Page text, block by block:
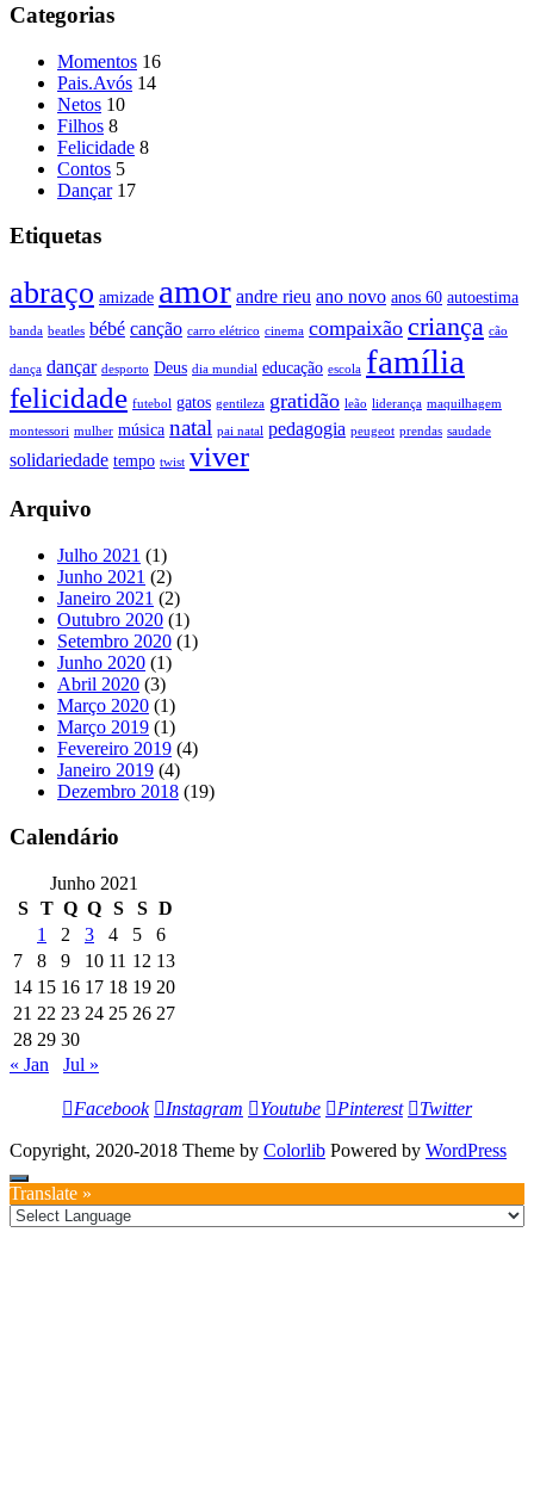
Categorias
Momentos 16
Pais.Avós 14
Netos 10
Filhos 8
Felicidade 8
Contos 5
Dançar 17
Etiquetas
abraço amizade amor andre rieu ano novo anos 60 autoestima
banda beatles bébé canção carro elétrico cinema compaixão criança cão
dança dançar desporto Deus dia mundial educação escola família
felicidade futebol gatos gentileza gratidão leão liderança maquilhagem
montessori mulher música natal pai natal pedagogia peugeot prendas saudade
solidariedade tempo twist viver
Arquivo
Julho 2021 (1)
Junho 2021 (2)
Janeiro 2021 (2)
Outubro 2020 (1)
Setembro 2020 (1)
Junho 2020 (1)
Abril 2020 (3)
Março 2020 (1)
Março 2019 (1)
Fevereiro 2019 (4)
Janeiro 2019 (4)
Dezembro 2018 (19)
Calendário
Junho 2021
S
T Q Q S S D
1
2 3 4 5
6
7
8 9 10 11 12 13
14 15 16 17 18 19 20
21 22 23 24 25 26 27
28 29 30
« Jan
Jul »
Facebook Instagram Youtube Pinterest Twitter
Copyright, 2020-2018 Theme by Colorlib Powered by WordPress
Translate »